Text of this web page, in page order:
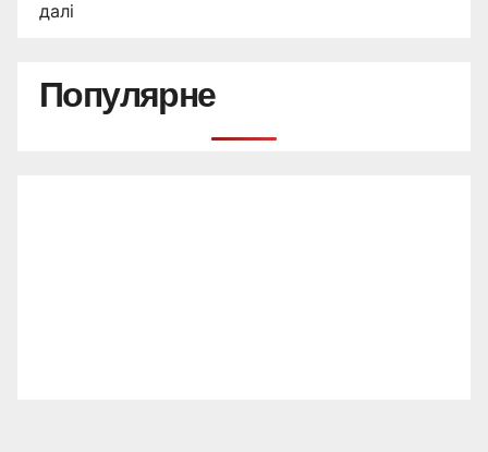
далі
Популярне